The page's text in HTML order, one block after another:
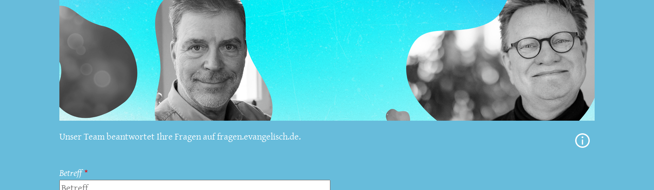
Unser Team beantwortet Ihre Fragen auf fragen.evangelisch.de.
Betreff